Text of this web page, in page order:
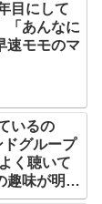
目にして
「あんなに
速モモのマ
いるの
ドグループ
く聴いて
趣味が明ら